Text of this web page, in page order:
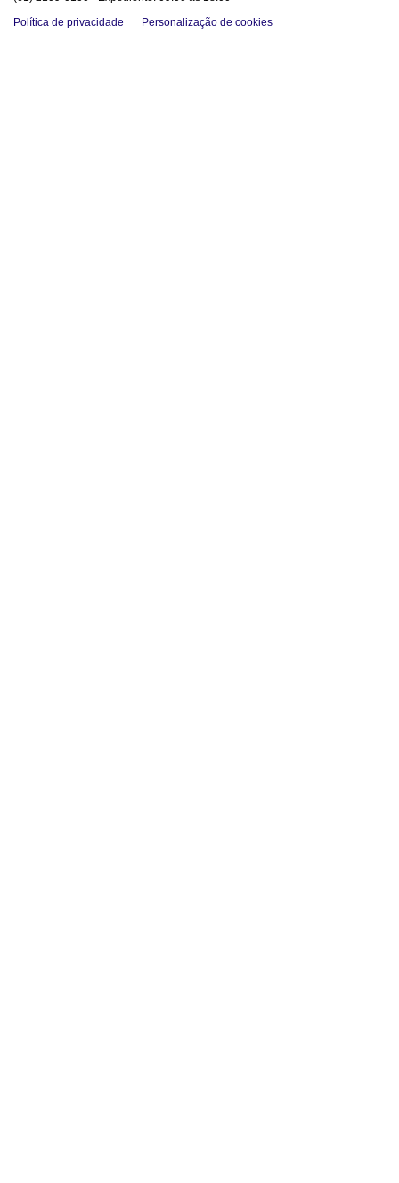
Política de privacidade
Personalização de cookies